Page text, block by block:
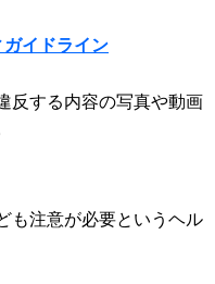
イドライン
反する内容の写真や動画
も注意が必要というヘル